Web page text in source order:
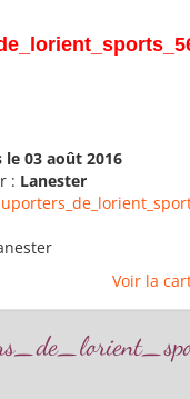
03 août 2016
: Lanester
Voir la